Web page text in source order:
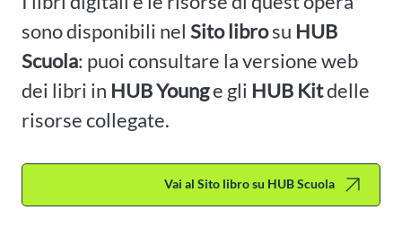
sono disponibili nel Sito librosu HUB
Scuola: puoi consultare la versione web
dei libri in HUB Younge gli HUB Kitdelle
risorse collegate.
Vai al Sito libro su HUB Scuola